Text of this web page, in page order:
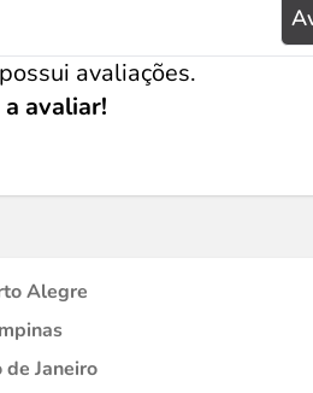
avaliações.
avaliar!
Alegre
de Janeiro